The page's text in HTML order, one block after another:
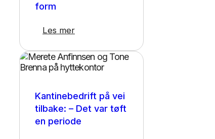
form
Les mer
Kantinebedrift på vei
tilbake: – Det var tøft
en periode